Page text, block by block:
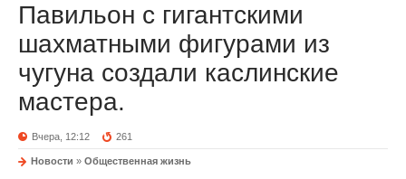
Павильон с гигантскими
шахматными фигурами из
чугуна создали каслинские
мастера.
Вчера, 12:12 261
Новости » Общественная жизнь